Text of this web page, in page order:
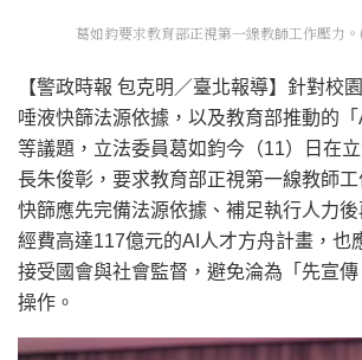
葛如鈞要求教育部正視第一線教師工作壓力
【警政時報 包克明／臺北報導】針對校
唾液快篩法源依據，以及教育部推動的「
等議題，立法委員葛如鈞今（11）日在
長朱俊彰，要求教育部正視第一線教師
快篩應先完備法源依據、補足執行人力
經費高達117億元的AI人才方舟計畫，也
接受國會與社會監督，避免淪為「先宣
操作。